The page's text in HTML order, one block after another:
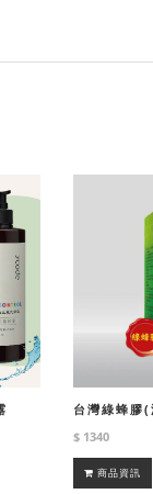
台灣綠蜂膠
$ 1340
商品資訊